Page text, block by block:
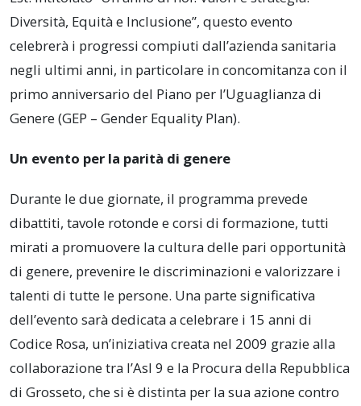
Diversità, Equità e Inclusione”, questo evento
celebrerà i progressi compiuti dall’azienda sanitaria
negli ultimi anni, in particolare in concomitanza con il
primo anniversario del Piano per l’Uguaglianza di
Genere (GEP – Gender Equality Plan).
Un evento per la parità di genere
Durante le due giornate, il programma prevede
dibattiti, tavole rotonde e corsi di formazione, tutti
mirati a promuovere la cultura delle pari opportunità
di genere, prevenire le discriminazioni e valorizzare i
talenti di tutte le persone. Una parte significativa
dell’evento sarà dedicata a celebrare i 15 anni di
Codice Rosa, un’iniziativa creata nel 2009 grazie alla
collaborazione tra l’Asl 9 e la Procura della Repubblica
di Grosseto, che si è distinta per la sua azione contro